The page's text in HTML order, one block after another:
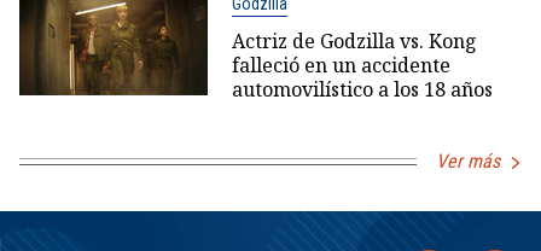
Actriz de Godzilla vs. Kong
falleció en un accidente
automovilístico a los 18 años
Ver más